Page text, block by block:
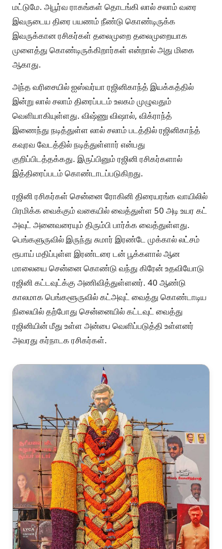
மட்டுமே. அபூர்வ ராகங்கள் தொடங்கி லால் சலாம் வரை
இவருடைய திரை பயணம் நீண்டு கொண்டிருக்க
இவருக்கான ரசிகர்கள் தலைமுறை தலைமுறையாக
முளைத்து கொண்டிருக்கிறார்கள் என்றால் அது மிகை
ஆகாது.
அந்த வரிசையில் ஐஸ்வர்யா ரஜினிகாந்த் இயக்கத்தில்
இன்று லால் சலாம் திரைப்படம் உலகம் முழுவதும்
வெளியாகியுள்ளது. விஷ்ணு விஷால், விக்ராந்த்
இணைந்து நடித்துள்ள லால் சலாம் படத்தில் ரஜினிகாந்த்
கவுரவ வேடத்தில் நடித்துள்ளார் என்பது
குறிப்பிடத்தக்கது. இருப்பினும் ரஜினி ரசிகர்களால்
இத்திரைப்படம் கொண்டாடப்படுகிறது.
ரஜினி ரசிகர்கள் சென்னை ரோகினி திரையரங்க வாயிலில்
பிரமிக்க வைக்கும் வகையில் வைத்துள்ள 50 அடி உயர கட்
அவுட் அனைவரையும் திரும்பி பார்க்க வைத்துள்ளது.
பெங்களுருவில் இருந்து சுமார் இரண்டே முக்கால் லட்சம்
ரூபாய் மதிப்புள்ள இரண்டரை டன் பூக்களால் ஆன
மாலையை சென்னை கொண்டு வந்து கிரேன் உதவியோடு
ரஜினி கட்டவுட்க்கு அணிவித்துள்ளனர். 40 ஆண்டு
காலமாக பெங்களூருவில் கட்அவுட் வைத்து கொண்டாடிய
நிலையில் தற்போது சென்னையில் கட்டவுட் வைத்து
ரஜினியின் மீது உள்ள அன்பை வெளிப்படுத்தி உள்ளனர்
அவரது கர்நாடக ரசிகர்கள்.